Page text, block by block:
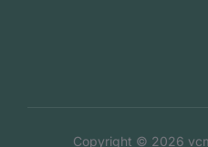
Copyright © 2026